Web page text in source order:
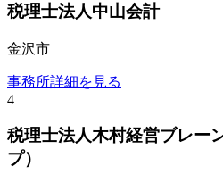
税理士法人中山会計
金沢市
事務所詳細を見る
4
税理士法人木村経営ブレー
プ）